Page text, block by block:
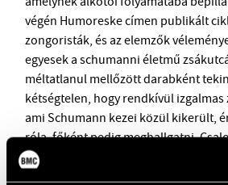
végén Humoreske címen publikált
zongoristák, és az elemzők
egyesek a schumanni életmű
méltatlanul mellőzött darabként
kétségtelen, hogy rendkívül
ami Schumann kezei közül kikerült,
róla, főként pedig meghallgatni.
Gergely dialógusa Brahms-műveket
Schumann mellé, hogy megnézzük,